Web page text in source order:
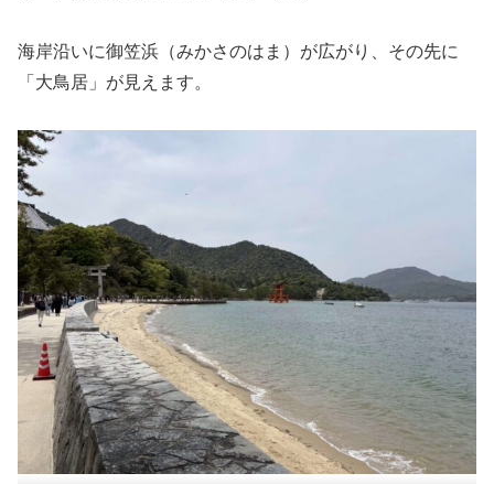
海岸沿いに御笠浜（みかさのはま）が広がり、その先に
「大鳥居」が見えます。